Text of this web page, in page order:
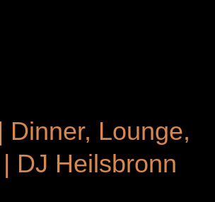
Dinner, Lounge,
DJ Heilsbronn